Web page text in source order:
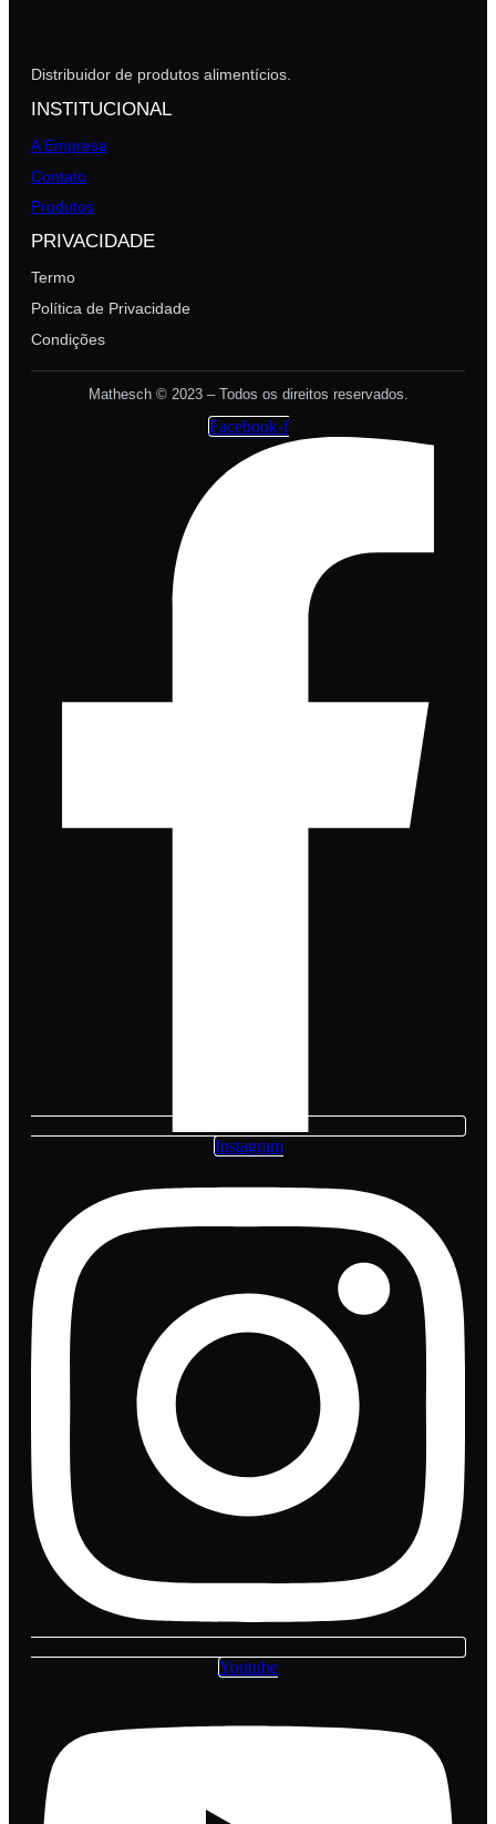
Distribuidor de produtos alimentícios.
INSTITUCIONAL
A Empresa
Contato
Produtos
PRIVACIDADE
Termo
Política de Privacidade
Condições
Mathesch © 2023 – Todos os direitos reservados.
Facebook-f
Instagram
Youtube